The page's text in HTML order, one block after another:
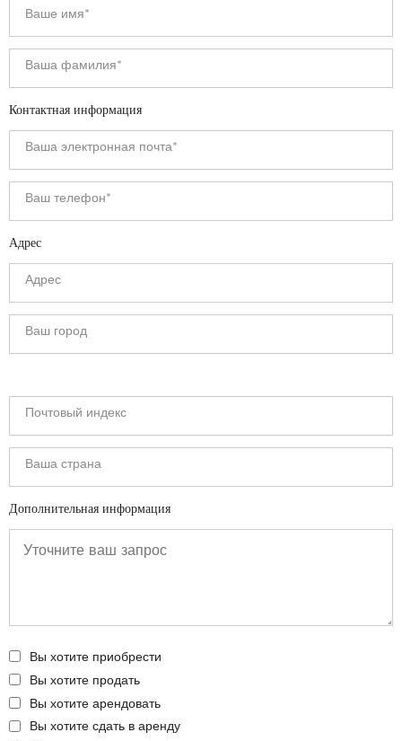
Контактная информация
Адрес
Дополнительная информация
Вы хотите приобрести
Вы хотите продать
Вы хотите арендовать
Вы хотите сдать в аренду